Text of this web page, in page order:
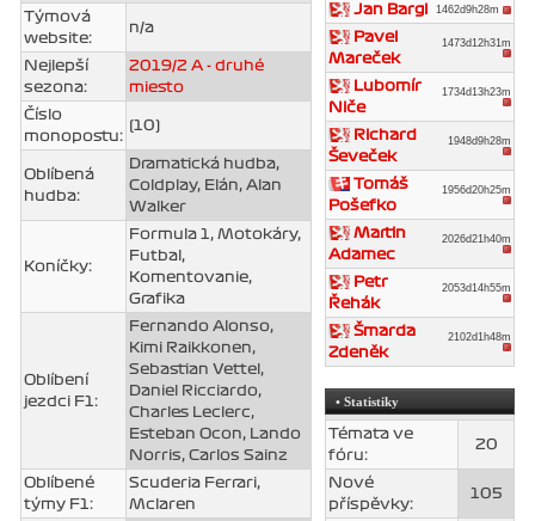
Týmová
website:
n/a
Nejlepší
sezona:
2019/2 A - druhé
miesto
Číslo
monopostu:
(10)
Oblíbená
hudba:
Dramatická hudba,
Coldplay, Elán, Alan
Walker
Koníčky:
Formula 1, Motokáry,
Futbal,
Komentovanie,
Grafika
Oblíbení
jezdci F1:
Fernando Alonso,
Kimi Raikkonen,
Sebastian Vettel,
Daniel Ricciardo,
Charles Leclerc,
Esteban Ocon, Lando
Norris, Carlos Sainz
Oblíbené
týmy F1:
Scuderia Ferrari,
Mclaren
Jan Bargl 1462d9h28m
Pavel
Mareček
1473d12h31m
Lubomír
Niče
1734d13h23m
Richard
Ševeček
1948d9h28m
Tomáš
Pošefko
1956d20h25m
Martin
Adamec
2026d21h40m
Petr
Řehák
2053d14h55m
Šmarda
Zdeněk
2102d1h48m
• Statistiky
Témata ve
fóru:
20
Nové
příspěvky:
105